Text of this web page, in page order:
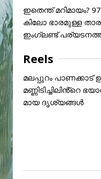
ഇതെന്ത് മറിമായം? 97
കിലോ ഭാരമുള്ള
ഇംഗ്ലണ്ട്
Reels
മലപ്പുറം പാണക്കാട്
മണ്ണിടിച്ചിലിൻ്റെ
മായ ദൃശ്യങ്ങൾ